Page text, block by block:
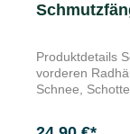
Produktdetails Scala (NW) Einfache Befestigung an den
vorderen Radhäusern. Schützen den
Schnee, Schotter oder